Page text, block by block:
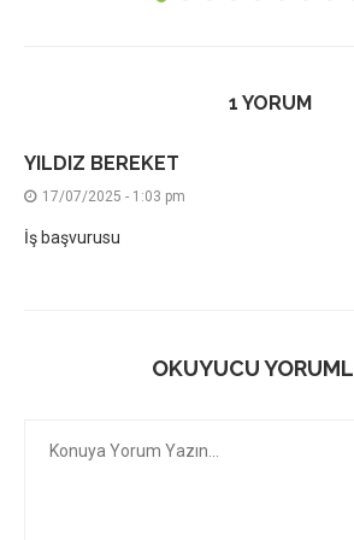
1 YORUM
YILDIZ BEREKET
17/07/2025 - 1:03 pm
İş başvurusu
OKUYUCU